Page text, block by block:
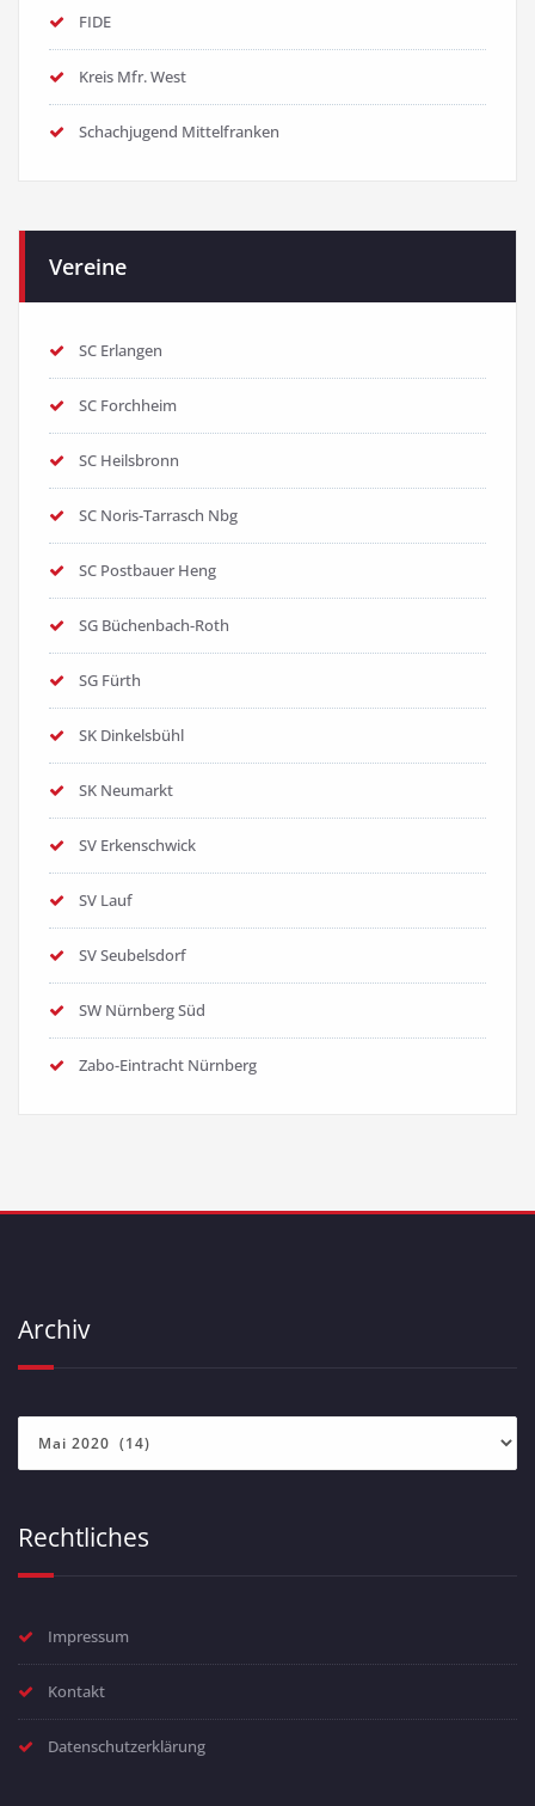
FIDE
Kreis Mfr. West
Schachjugend Mittelfranken
Vereine
SC Erlangen
SC Forchheim
SC Heilsbronn
SC Noris-Tarrasch Nbg
SC Postbauer Heng
SG Büchenbach-Roth
SG Fürth
SK Dinkelsbühl
SK Neumarkt
SV Erkenschwick
SV Lauf
SV Seubelsdorf
SW Nürnberg Süd
Zabo-Eintracht Nürnberg
Archiv
Rechtliches
Impressum
Kontakt
Datenschutzerklärung